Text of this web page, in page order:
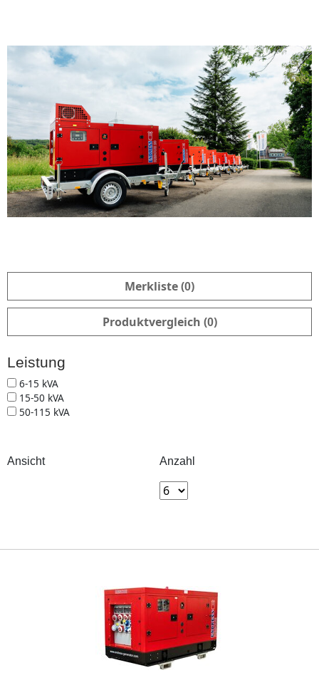
Merkliste (0)
Produktvergleich (0)
Leistung
Leistung
6-15 kVA
15-50 kVA
50-115 kVA
Ansicht Anzahl